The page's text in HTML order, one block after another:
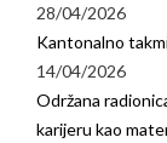
28/04/2026
Kantonalno
14/04/2026
Održana
karijeru kao